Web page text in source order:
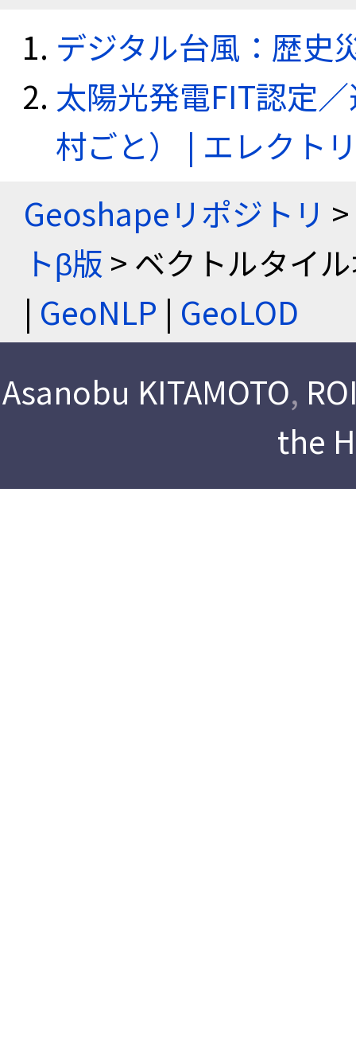
デジタル台風：歴史
太陽光発電FIT認定
村ごと） | エレクト
Geoshapeリポジトリ >
トβ版 > ベクトルタイ
| GeoNLP | GeoLOD
Asanobu KITAMOTO,
the